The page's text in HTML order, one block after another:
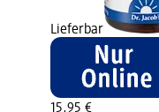
Lieferbar
15,95 €